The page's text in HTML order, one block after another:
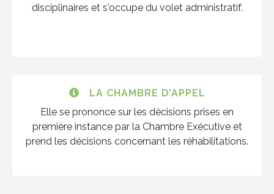
disciplinaires et s'occupe du volet administratif.
LA CHAMBRE D’APPEL
Elle se prononce sur les décisions prises en
première instance par la Chambre Exécutive et
prend les décisions concernant les réhabilitations.